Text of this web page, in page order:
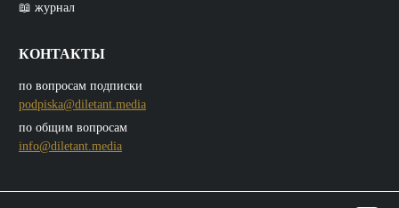
📖 журнал
КОНТАКТЫ
по вопросам подписки
podpiska@diletant.media
по общим вопросам
info@diletant.media